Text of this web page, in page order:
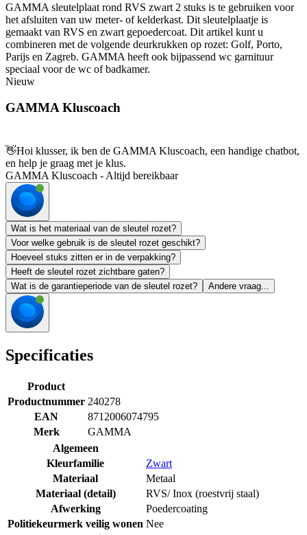
GAMMA sleutelplaat rond RVS zwart 2 stuks is te gebruiken voor
het afsluiten van uw meter- of kelderkast. Dit sleutelplaatje is
gemaakt van RVS en zwart gepoedercoat. Dit artikel kunt u
combineren met de volgende deurkrukken op rozet: Golf, Porto,
Parijs en Zagreb. GAMMA heeft ook bijpassend wc garnituur
speciaal voor de wc of badkamer.
Nieuw
GAMMA Kluscoach
👋Hoi klusser, ik ben de GAMMA Kluscoach, een handige chatbot,
en help je graag met je klus.
GAMMA Kluscoach - Altijd bereikbaar
Wat is het materiaal van de sleutel rozet?
Voor welke gebruik is de sleutel rozet geschikt?
Hoeveel stuks zitten er in de verpakking?
Heeft de sleutel rozet zichtbare gaten?
Wat is de garantieperiode van de sleutel rozet?
Andere vraag...
Specificaties
Product
Productnummer 240278
EAN
8712006074795
Merk
GAMMA
Algemeen
Kleurfamilie
Zwart
Materiaal
Metaal
Materiaal (detail)
RVS/ Inox (roestvrij staal)
Afwerking
Poedercoating
Politiekeurmerk veilig wonen Nee